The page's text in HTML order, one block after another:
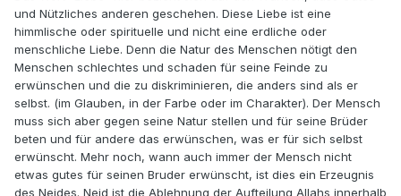
und Nützliches anderen geschehen. Diese Liebe ist eine
himmlische oder spirituelle und nicht eine erdliche oder
menschliche Liebe. Denn die Natur des Menschen nötigt den
Menschen schlechtes und schaden für seine Feinde zu
erwünschen und die zu diskriminieren, die anders sind als er
selbst. (im Glauben, in der Farbe oder im Charakter). Der Mensch
muss sich aber gegen seine Natur stellen und für seine Brüder
beten und für andere das erwünschen, was er für sich selbst
erwünscht. Mehr noch, wann auch immer der Mensch nicht
etwas gutes für seinen Bruder erwünscht, ist dies ein Erzeugnis
des Neides. Neid ist die Ablehnung der Aufteilung Allahs innerhalb